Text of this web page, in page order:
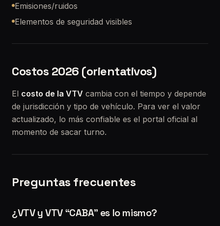
Emisiones/ruidos
Elementos de seguridad visibles
Costos 2026 (orientativos)
El costo de la VTV cambia con el tiempo y depende
de jurisdicción y tipo de vehículo. Para ver el valor
actualizado, lo más confiable es el portal oficial al
momento de sacar turno.
Preguntas frecuentes
¿VTV y VTV “CABA” es lo mismo?